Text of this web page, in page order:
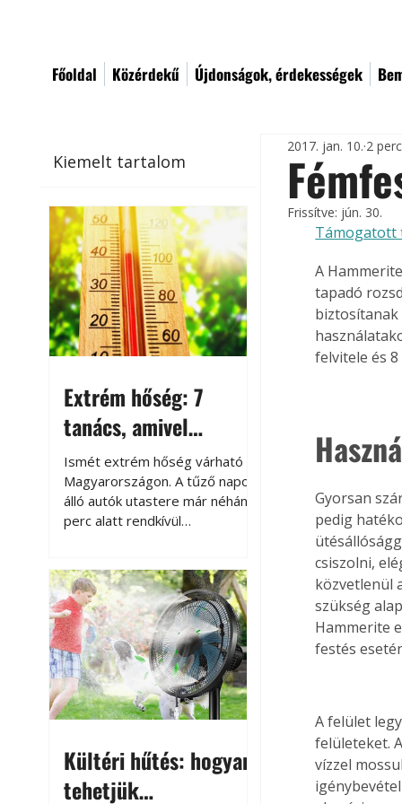
Főoldal Közérdekű Újdonságok, érdekességek
Kiemelt tartalom
Extrém hőség: 7
tanács, amivel
megóvhatjuk
autónkat a nyári
károktól
Ismét extrém hőség várható
Magyarországon. A tűző napon
álló autók utastere már néhány
perc alatt rendkívül
megközelítheti. Ez nemcsak a
beszállást teszi kellemetlenné,
hanem az autó állapotára és a
benne hagyott tárgyakra is
káros hatással lehet. Néhány
egyszerű óvintézkedéssel
azonban jelentősen
csökkenthetjük a hőség káros
Kültéri hűtés: hogyan
tehetjük
2017. jan. 10. 2
Frissítve: jún. 30.
Támogatott
A
tapadó
felvitele és
Gyorsan
pedig
csiszolni,
közvetlenül
szükség
Hammerite
festés
A felület
felületeket.
vízzel